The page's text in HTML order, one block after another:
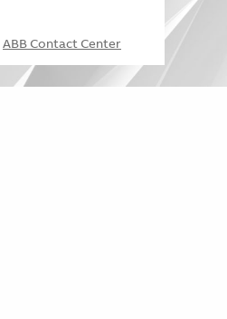
ABB Contact Center